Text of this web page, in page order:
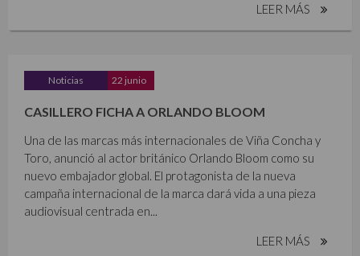
LEER MÁS
Noticias 22 junio
CASILLERO FICHA A ORLANDO BLOOM
Una de las marcas más internacionales de Viña Concha y
Toro, anunció al actor británico Orlando Bloom como su
nuevo embajador global. El protagonista de la nueva
campaña internacional de la marca dará vida a una pieza
audiovisual centrada en...
LEER MÁS